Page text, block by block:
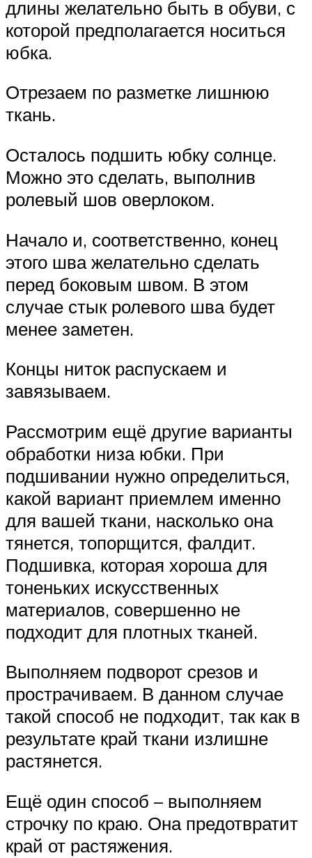
длины желательно быть в обуви, с
которой предполагается носиться
юбка.
Отрезаем по разметке лишнюю
ткань.
Осталось подшить юбку солнце.
Можно это сделать, выполнив
ролевый шов оверлоком.
Начало и, соответственно, конец
этого шва желательно сделать
перед боковым швом. В этом
случае стык ролевого шва будет
менее заметен.
Концы ниток распускаем и
завязываем.
Рассмотрим ещё другие варианты
обработки низа юбки. При
подшивании нужно определиться,
какой вариант приемлем именно
для вашей ткани, насколько она
тянется, топорщится, фалдит.
Подшивка, которая хороша для
тоненьких искусственных
материалов, совершенно не
подходит для плотных тканей.
Выполняем подворот срезов и
прострачиваем. В данном случае
такой способ не подходит, так как в
результате край ткани излишне
растянется.
Ещё один способ – выполняем
строчку по краю. Она предотвратит
край от растяжения.